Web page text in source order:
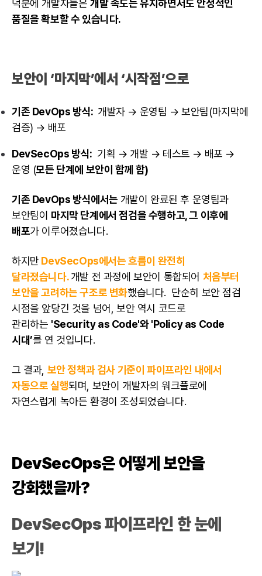
덕분에 개발자들은 개발 속도는 유지하면서도 안정적인
품질을 확보할 수 있습니다.
보안이 ‘마지막’에서 ‘시작점’으로
기존 DevOps 방식: 개발자→ 운영팀 → 보안팀(마지막에
검증) → 배포
DevSecOps 방식: 기획 → 개발 → 테스트 → 배포 →
운영 (모든 단계에 보안이 함께 함)
기존 DevOps 방식에서는 개발이 완료된 후 운영팀과
보안팀이 마지막 단계에서 점검을 수행하고, 그 이후에
배포가 이루어졌습니다.
하지만 DevSecOps에서는 흐름이 완전히
달라졌습니다.개발 전 과정에 보안이 통합되어 처음부터
보안을 고려하는 구조로 변화했습니다. 단순히 보안 점검
시점을 앞당긴 것을 넘어, 보안 역시 코드로
관리하는 'Security as Code'와 'Policy as Code
시대’를 연 것입니다.
그 결과, 보안 정책과 검사 기준이 파이프라인 내에서
자동으로 실행되며, 보안이 개발자의 워크플로에
자연스럽게 녹아든 환경이 조성되었습니다.
DevSecOps은 어떻게 보안을
강화했을까?
DevSecOps 파이프라인 한 눈에
보기!